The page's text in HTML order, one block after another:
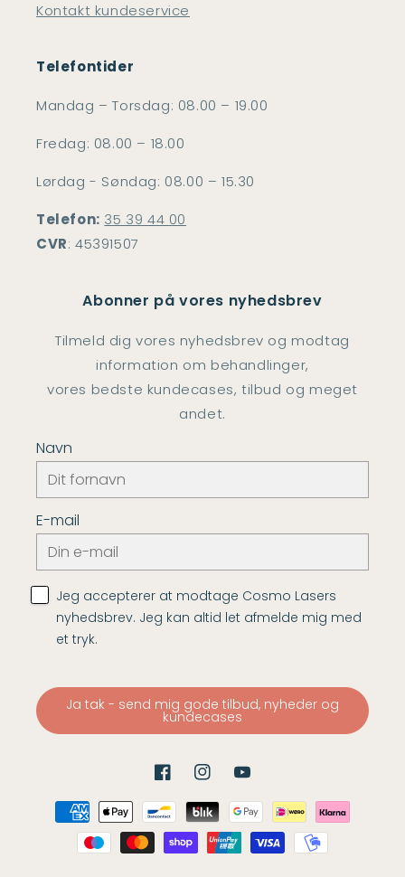
Kontakt kundeservice
Telefontider
Mandag – Torsdag: 08.00 – 19.00
Fredag: 08.00 – 18.00
Lørdag - Søndag: 08.00 – 15.30
Telefon: 35 39 44 00
CVR: 45391507
Abonner på vores nyhedsbrev
Tilmeld dig vores nyhedsbrev og modtag
information om behandlinger,
vores bedste kundecases, tilbud og meget
andet.
Navn
E-mail
Jeg accepterer at modtage Cosmo Lasers
nyhedsbrev. Jeg kan altid let afmelde mig med
et tryk.
Ja tak - send mig gode tilbud, nyheder og
kundecases
FacebookInstagramYouTube
Betalingsmetoder